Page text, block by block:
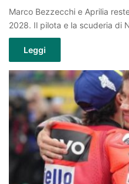
Marco Bezzecchi e Aprilia
2028. Il pilota e la scuderia di
Leggi